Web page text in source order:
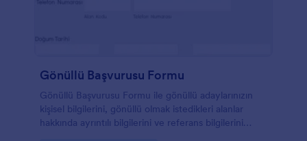
Gönüllü Başvurusu Formu
Gönüllü Başvurusu Formu ile gönüllü adaylarınızın
kişisel bilgilerini, gönüllü olmak istedikleri alanlar
hakkında ayrıntılı bilgilerini ve referans bilgilerini